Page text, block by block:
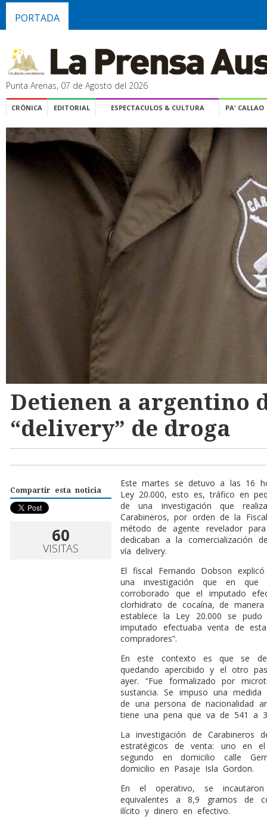
PORTADA
Punta Arenas, 07 de Agosto del 2026
CRÓNICA EDITORIAL ESPECTACULOS & CULTURA PA' CALLAO
Detienen a argentino
“delivery” de droga
Compartir esta noticia
60
VISITAS
Este martes se detuvo a las 16
Ley 20.000, esto es, tráfico en
de una investigación que
Carabineros, por orden de la
método de agente revelador
dedicaban a la comercialización
vía delivery.
El fiscal Fernando Dobson
una investigación que en que
corroborado que el imputado
clorhidrato de cocaína, de
establece la Ley 20.000 se
imputado efectuaba venta de
compradores”.
En este contexto es que se
quedando apercibido y el otro
ayer. “Fue formalizado por
sustancia. Se impuso una
de una persona de nacionalidad
tiene una pena que va de 541 a 3
La investigación de Carabineros
estratégicos de venta: uno en
segundo en domicilio calle
domicilio en Pasaje Isla Gordon.
En el operativo, se
equivalentes a 8,9 gramos de
ilícito y dinero en efectivo.